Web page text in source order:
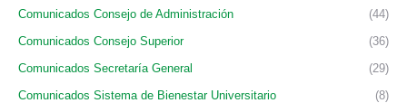
Comunicados Consejo de Administración
(44)
Comunicados Consejo Superior
(36)
Comunicados Secretaría General
(29)
Comunicados Sistema de Bienestar Universitario
(8)